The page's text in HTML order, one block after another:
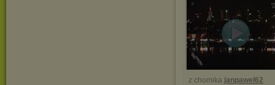
z chomika janpawel62